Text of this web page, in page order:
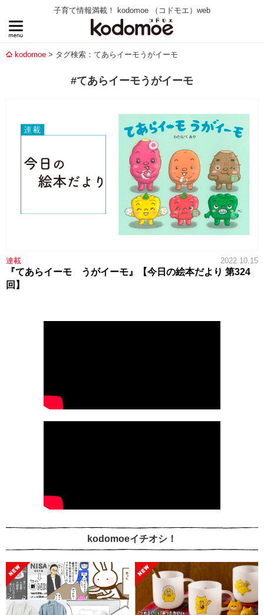
子育て情報満載！ kodomoe （コドモエ）web
kodomoe タグ検索：てあらイーモうがイーモ
#てあらイーモうがイーモ
連載 2022.10.15
『てあらイーモ うがイーモ』【今日の絵本だより 第324
回】
kodomoeイチオシ！